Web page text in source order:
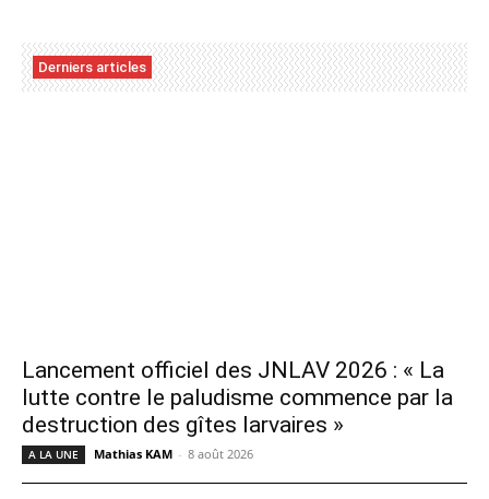
Derniers articles
Lancement officiel des JNLAV 2026 : « La
lutte contre le paludisme commence par la
destruction des gîtes larvaires »
A LA UNE Mathias KAM - 8 août 2026